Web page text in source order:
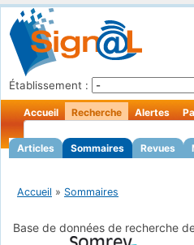
Établissement :
Accueil Recherche
Articles Sommaires Revues
Alertes
Accueil » Sommaires
Base de données de recherche